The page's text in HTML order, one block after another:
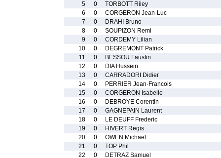
5
0
TORBOTT Riley
6
0
CORGERON Jean-Luc
7
0
DRAHI Bruno
8
0
SOUPIZON Remi
9
0
CORDEMY Lilian
10
0
DEGREMONT Patrick
11
0
BESSOU Faustin
12
0
DIA Hussein
13
0
CARRADORI Didier
14
0
PERRIER Jean-Francois
15
0
CORGERON Isabelle
16
0
DEBROYE Corentin
17
0
GAGNEPAIN Laurent
18
0
LE DEUFF Frederic
19
0
HIVERT Regis
20
0
OWEN Michael
21
0
TOP Phil
22
0
DETRAZ Samuel